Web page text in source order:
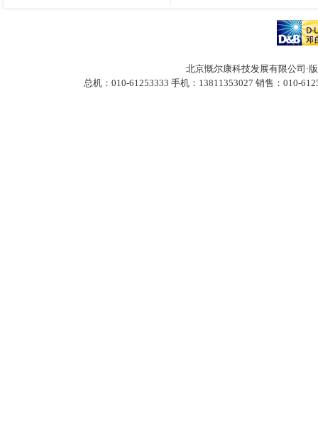
北京慨尔康科技发展有限公司·
总机：010-61253333 手机：13811353027 销售：010-